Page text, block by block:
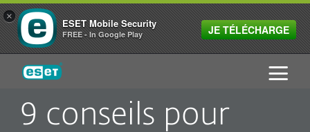
9 conseils pour
ESET
×
ESET Mobile Security
FREE - In Google Play JE TÉLÉCHARGE